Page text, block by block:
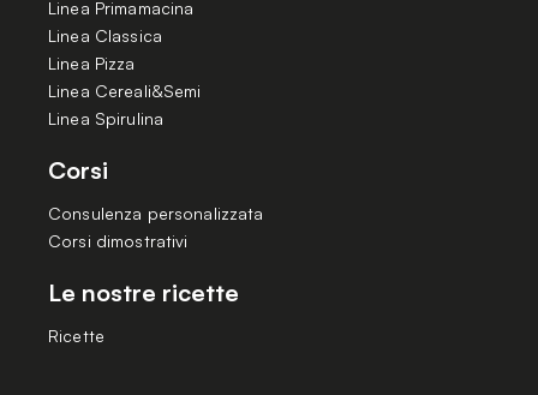
Linea Primamacina
Linea Classica
Linea Pizza
Linea Cereali&Semi
Linea Spirulina
Corsi
Consulenza personalizzata
Corsi dimostrativi
Le nostre ricette
Ricette